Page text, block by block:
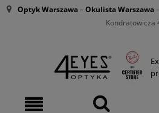
Optyk Warszawa–Okulista Warszawa
Kondratowicza